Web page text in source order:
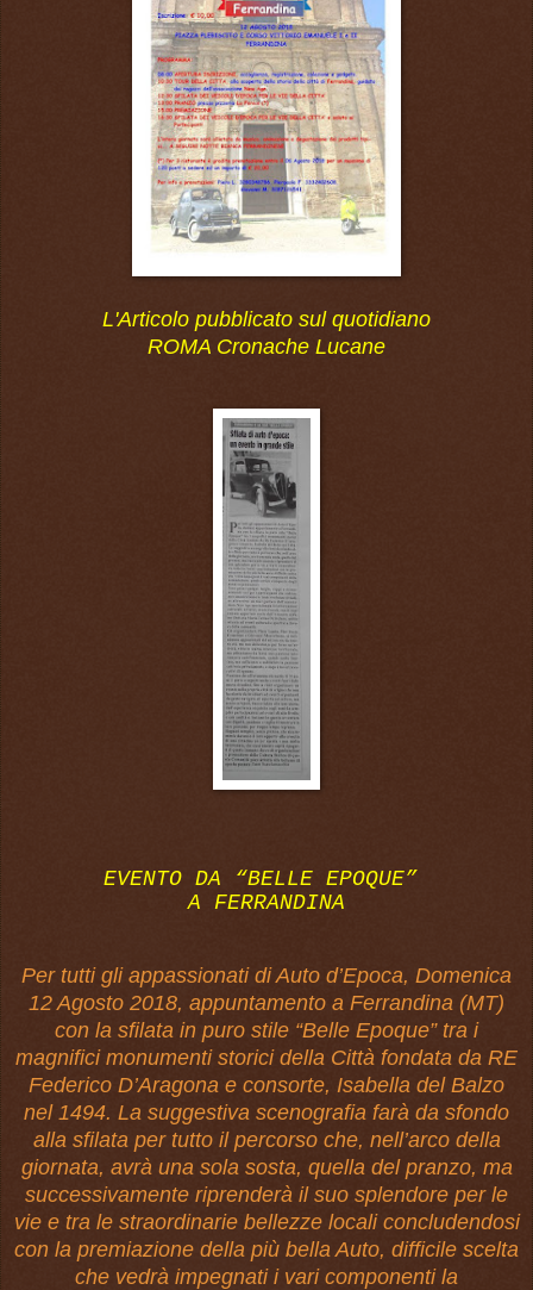
L'Articolo pubblicato sul quotidiano
ROMA Cronache Lucane
EVENTO DA “BELLE EPOQUE”
A FERRANDINA
Per tutti gli appassionati di Auto d’Epoca, Domenica
12 Agosto 2018, appuntamento a Ferrandina (MT)
con la sfilata in puro stile “Belle Epoque” tra i
magnifici monumenti storici della Città fondata da RE
Federico D’Aragona e consorte, Isabella del Balzo
nel 1494. La suggestiva scenografia farà da sfondo
alla sfilata per tutto il percorso che, nell’arco della
giornata, avrà una sola sosta, quella del pranzo, ma
successivamente riprenderà il suo splendore per le
vie e tra le straordinarie bellezze locali concludendosi
con la premiazione della più bella Auto, difficile scelta
che vedrà impegnati i vari componenti la